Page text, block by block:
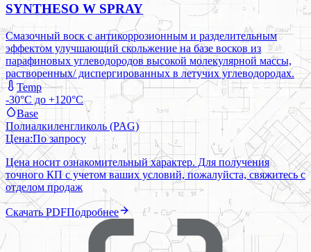
SYNTHESO W SPRAY
Смазочный воск с антикоррозионным и разделительным
эффектом улучшающий скольжение на базе восков из
парафиновых углеводородов высокой молекулярной массы,
растворенных/ диспергированных в летучих углеводородах.
Temp
-30°C до +120°C
Base
Полиалкиленгликоль (PAG)
Цена:По запросу
Цена носит ознакомительный характер. Для получения
точного КП с учетом ваших условий, пожалуйста, свяжитесь с
отделом продаж
Скачать PDFПодробнее